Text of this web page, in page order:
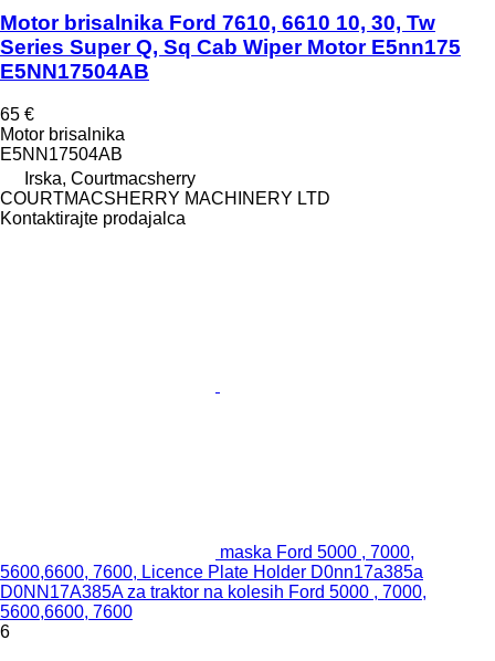
Motor brisalnika Ford 7610, 6610 10, 30, Tw
Series Super Q, Sq Cab Wiper Motor E5nn175
E5NN17504AB
65 €
Motor brisalnika
E5NN17504AB
Irska, Courtmacsherry
COURTMACSHERRY MACHINERY LTD
Kontaktirajte prodajalca
maska Ford 5000 , 7000,
5600,6600, 7600, Licence Plate Holder D0nn17a385a
D0NN17A385A za traktor na kolesih Ford 5000 , 7000,
5600,6600, 7600
6